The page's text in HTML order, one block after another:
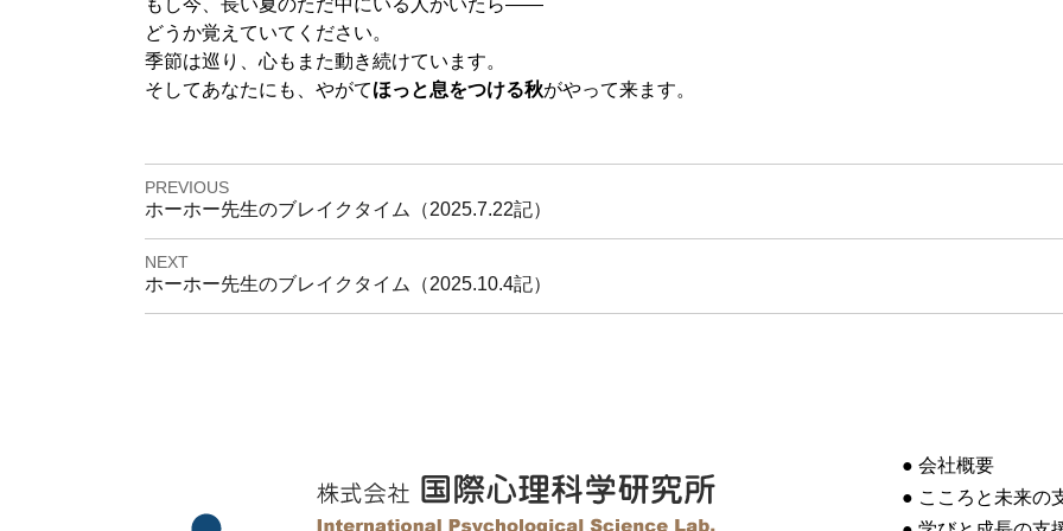
もし今、長い夏のただ中にいる人がいたら――
どうか覚えていてください。
季節は巡り、心もまた動き続けています。
そしてあなたにも、やがてほっと息をつける秋がやって来ます。
投
稿
ナ
ビ
ゲ
ー
PREVIOUS
Previous
post:
ホーホー先生のブレイクタイム（2025.7.22記）
NEXT
Next
post:
ホーホー先生のブレイクタイム（2025.10.4記）
● 会社概要
● こころと未来の